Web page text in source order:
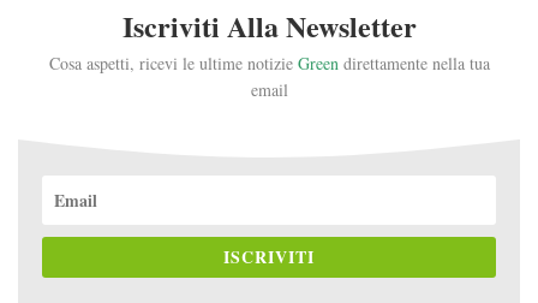
Iscriviti Alla Newsletter
Cosa aspetti, ricevi le ultime notizie Greendirettamente nella tua
email
ISCRIVITI